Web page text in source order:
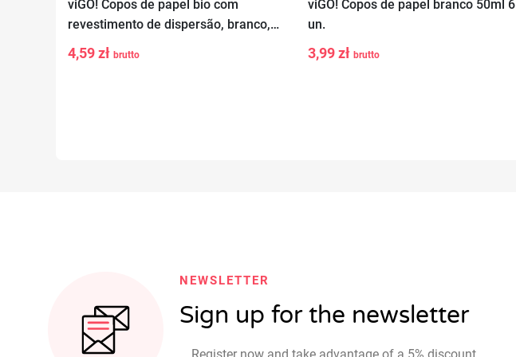
viGO! Copos de papel bio com
revestimento de dispersão, branco,
250 ml, 6 peças
4,59 zł brutto
viGO! Copos de papel branco 50ml 6
un.
3,99 zł brutto
NEWSLETTER
Sign up for the newsletter